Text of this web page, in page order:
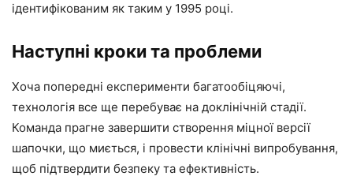
ідентифікованим як таким у 1995 році.
Наступні кроки та проблеми
Хоча попередні експерименти багатообіцяючі,
технологія все ще перебуває на доклінічній стадії.
Команда прагне завершити створення міцної версії
шапочки, що миється, і провести клінічні випробування,
щоб підтвердити безпеку та ефективність.